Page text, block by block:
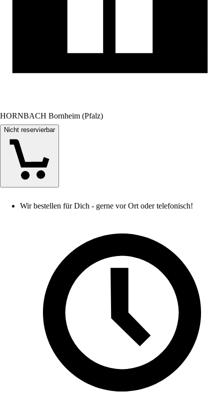
HORNBACH Bornheim (Pfalz)
Nicht reservierbar
Wir bestellen für Dich - gerne vor Ort oder telefonisch!